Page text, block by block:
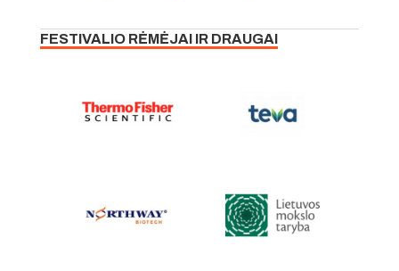
FESTIVALIO RĖMĖJAI IR DRAUGAI